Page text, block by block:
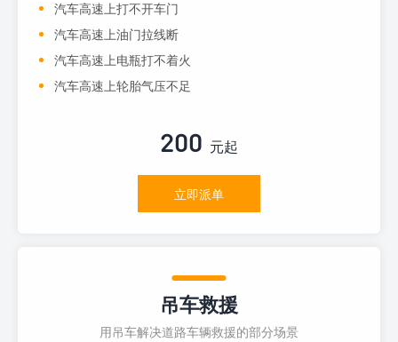
汽车高速上打不开车门
汽车高速上油门拉线断
汽车高速上电瓶打不着火
汽车高速上轮胎气压不足
200 元起
立即派单
吊车救援
用吊车解决道路车辆救援的部分场景